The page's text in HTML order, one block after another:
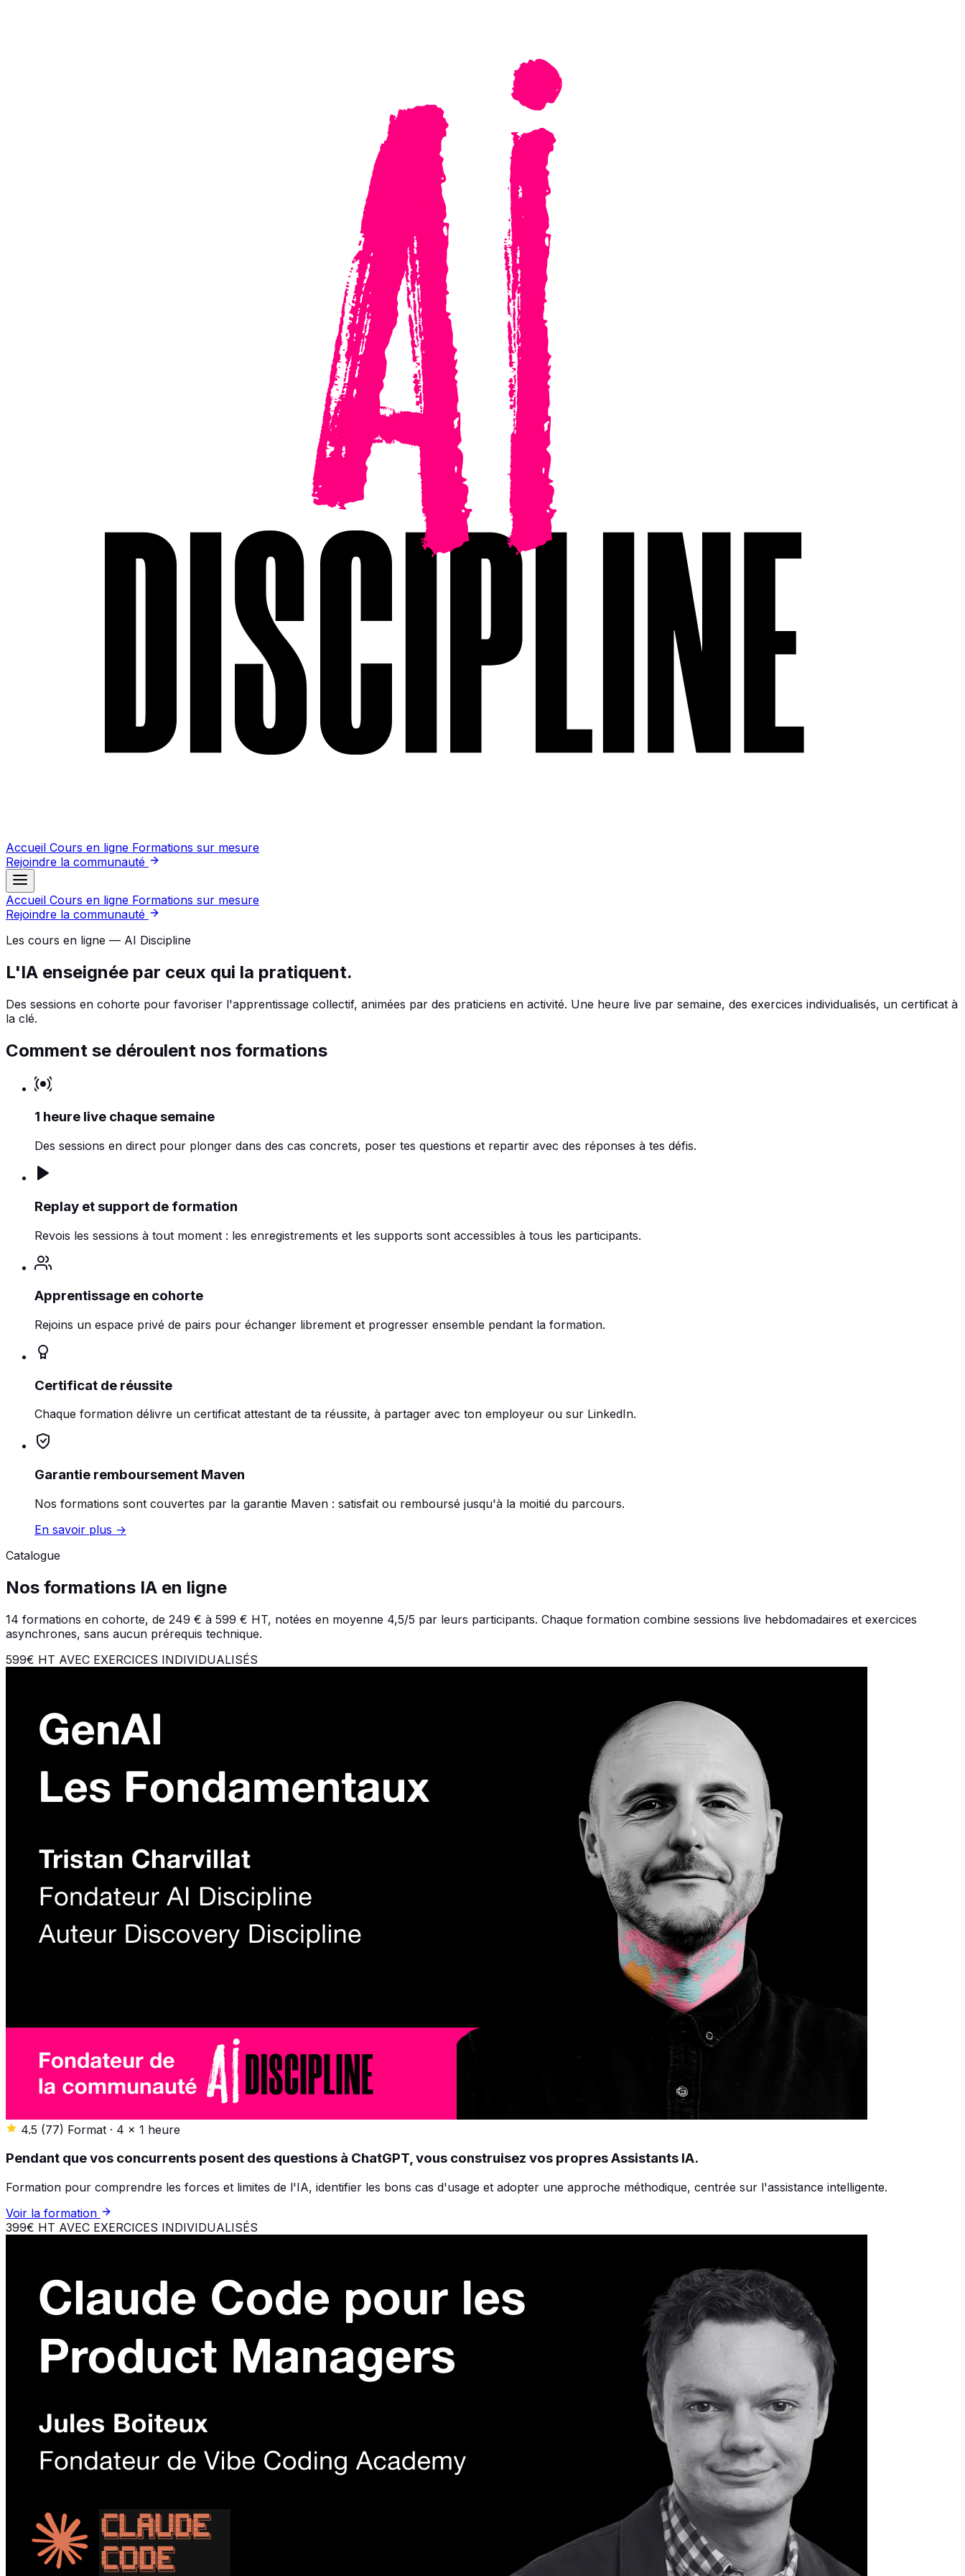
Accueil Cours en ligne Formations sur mesure
Rejoindre la communauté
Accueil Cours en ligne Formations sur mesure
Rejoindre la communauté
Les cours en ligne — AI Discipline
L'IA enseignée par ceux qui la pratiquent.
Des sessions en cohorte pour favoriser l'apprentissage collectif, animées par des praticiens en activité. Une heure live par semaine, des exercices individualisés, un certificat à
la clé.
Comment se déroulent nos formations
1 heure live chaque semaine
Des sessions en direct pour plonger dans des cas concrets, poser tes questions et repartir avec des réponses à tes défis.
Replay et support de formation
Revois les sessions à tout moment : les enregistrements et les supports sont accessibles à tous les participants.
Apprentissage en cohorte
Rejoins un espace privé de pairs pour échanger librement et progresser ensemble pendant la formation.
Certificat de réussite
Chaque formation délivre un certificat attestant de ta réussite, à partager avec ton employeur ou sur LinkedIn.
Garantie remboursement Maven
Nos formations sont couvertes par la garantie Maven : satisfait ou remboursé jusqu'à la moitié du parcours.
En savoir plus →
Catalogue
Nos formations IA en ligne
14 formations en cohorte, de 249 € à 599 € HT, notées en moyenne 4,5/5 par leurs participants. Chaque formation combine sessions live hebdomadaires et exercices
asynchrones, sans aucun prérequis technique.
599€ HT AVEC EXERCICES INDIVIDUALISÉS
4.5 (77) Format · 4 x 1 heure
Pendant que vos concurrents posent des questions à ChatGPT, vous construisez vos propres Assistants IA.
Formation pour comprendre les forces et limites de l'IA, identifier les bons cas d'usage et adopter une approche méthodique, centrée sur l'assistance intelligente.
Voir la formation
399€ HT AVEC EXERCICES INDIVIDUALISÉS